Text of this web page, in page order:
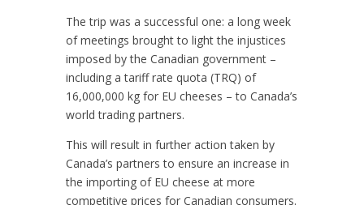
The trip was a successful one: a long week
of meetings brought to light the injustices
imposed by the Canadian government –
including a tariff rate quota (TRQ) of
16,000,000 kg for EU cheeses – to Canada’s
world trading partners.
This will result in further action taken by
Canada’s partners to ensure an increase in
the importing of EU cheese at more
competitive prices for Canadian consumers.